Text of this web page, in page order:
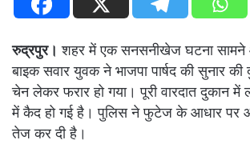
रुद्रपुर। शहर में एक सनसनीखेज घटना
बाइक सवार युवक ने भाजपा पार्षद की सुनार
चेन लेकर फरार हो गया। पूरी वारदात दुकान में
में कैद हो गई है। पुलिस ने फुटेज के आधार पर
तेज कर दी है।